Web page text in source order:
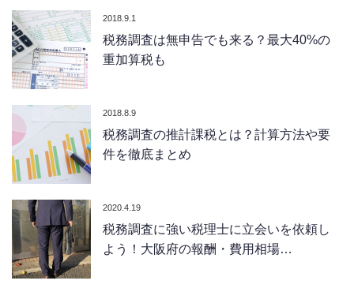
2018.9.1
税務調査は無申告でも来る？最大40%の
重加算税も
2018.8.9
税務調査の推計課税とは？計算方法や要
件を徹底まとめ
2020.4.19
税務調査に強い税理士に立会いを依頼し
よう！大阪府の報酬・費用相場…